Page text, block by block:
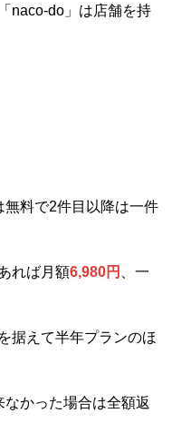
naco-do」は店舗を持
料で2件目以降は一件
れば月額6,980円
、一
据えて半年プランのほ
かった場合は全額返